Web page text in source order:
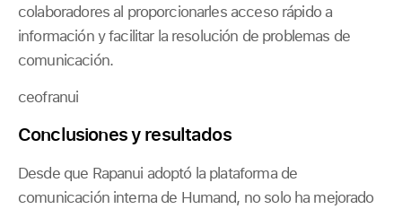
colaboradores al proporcionarles acceso rápido a
información y facilitar la resolución de problemas de
comunicación.
ceofranui
Conclusiones y resultados
Desde que Rapanui adoptó la plataforma de
comunicación interna de Humand, no solo ha mejorado